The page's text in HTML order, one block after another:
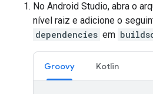
No Android Studio, abra o
nível raiz e adicione o
dependencies em
Groovy Kotlin